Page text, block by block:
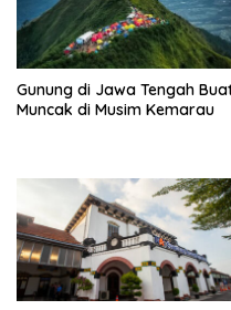
Gunung di Jawa Tengah
Muncak di Musim Kemarau